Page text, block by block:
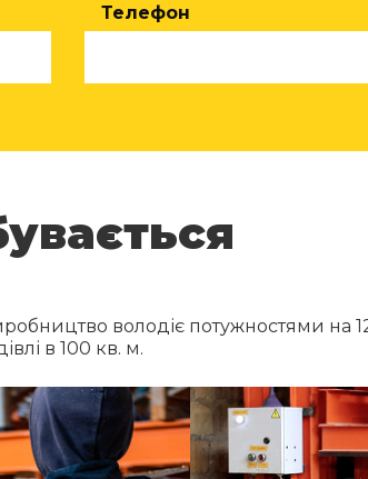
Телефон
володіє потужностями на
в 100 кв. м.